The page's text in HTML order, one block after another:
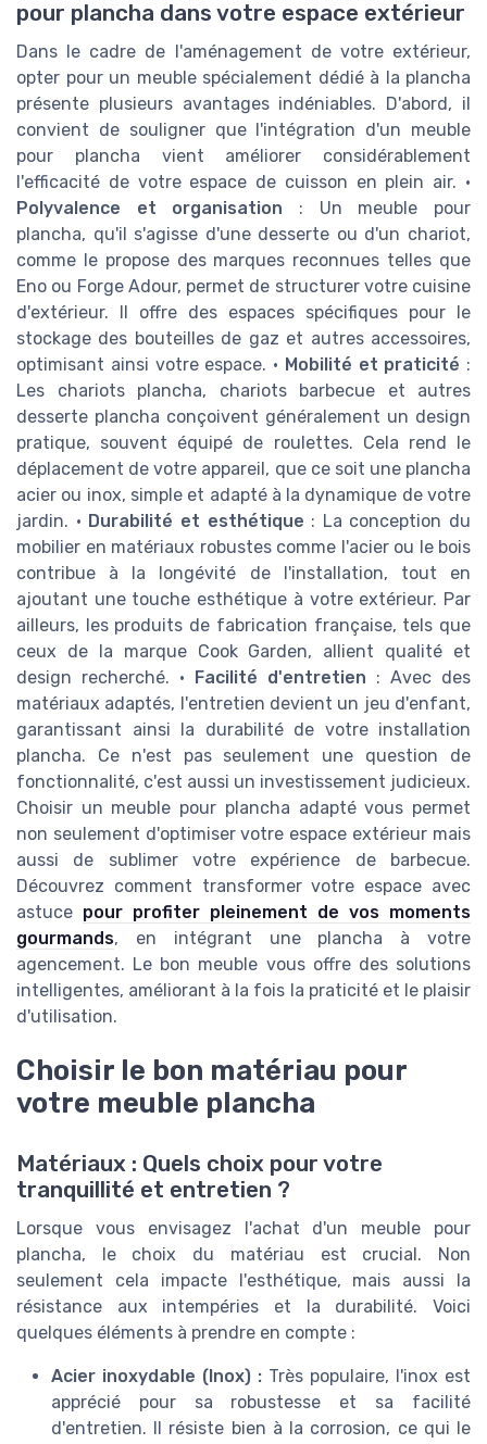
pour plancha dans votre espace extérieur
Dans le cadre de l'aménagement de votre extérieur,
opter pour un meuble spécialement dédié à la plancha
présente plusieurs avantages indéniables. D'abord, il
convient de souligner que l'intégration d'un meuble
pour plancha vient améliorer considérablement
l'efficacité de votre espace de cuisson en plein air. •
Polyvalence et organisation : Un meuble pour
plancha, qu'il s'agisse d'une desserte ou d'un chariot,
comme le propose des marques reconnues telles que
Eno ou Forge Adour, permet de structurer votre cuisine
d'extérieur. Il offre des espaces spécifiques pour le
stockage des bouteilles de gaz et autres accessoires,
optimisant ainsi votre espace. • Mobilité et praticité :
Les chariots plancha, chariots barbecue et autres
desserte plancha conçoivent généralement un design
pratique, souvent équipé de roulettes. Cela rend le
déplacement de votre appareil, que ce soit une plancha
acier ou inox, simple et adapté à la dynamique de votre
jardin. • Durabilité et esthétique : La conception du
mobilier en matériaux robustes comme l'acier ou le bois
contribue à la longévité de l'installation, tout en
ajoutant une touche esthétique à votre extérieur. Par
ailleurs, les produits de fabrication française, tels que
ceux de la marque Cook Garden, allient qualité et
design recherché. • Facilité d'entretien : Avec des
matériaux adaptés, l'entretien devient un jeu d'enfant,
garantissant ainsi la durabilité de votre installation
plancha. Ce n'est pas seulement une question de
fonctionnalité, c'est aussi un investissement judicieux.
Choisir un meuble pour plancha adapté vous permet
non seulement d'optimiser votre espace extérieur mais
aussi de sublimer votre expérience de barbecue.
Découvrez comment transformer votre espace avec
astuce pour profiter pleinement de vos moments
gourmands, en intégrant une plancha à votre
agencement. Le bon meuble vous offre des solutions
intelligentes, améliorant à la fois la praticité et le plaisir
d'utilisation.
Choisir le bon matériau pour
votre meuble plancha
Matériaux : Quels choix pour votre
tranquillité et entretien ?
Lorsque vous envisagez l'achat d'un meuble pour
plancha, le choix du matériau est crucial. Non
seulement cela impacte l'esthétique, mais aussi la
résistance aux intempéries et la durabilité. Voici
quelques éléments à prendre en compte :
Acier inoxydable (Inox) : Très populaire, l'inox est
apprécié pour sa robustesse et sa facilité
d'entretien. Il résiste bien à la corrosion, ce qui le